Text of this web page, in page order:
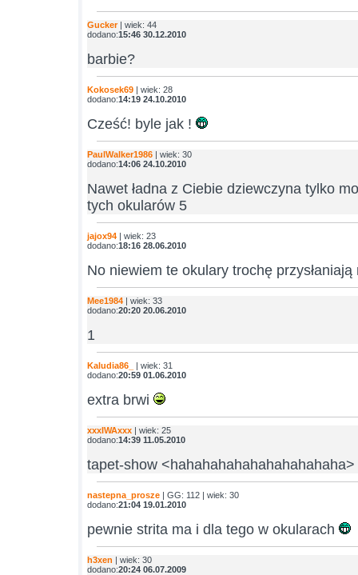
Gucker| wiek: 44
dodano:15:46 30.12.2010
barbie?
Kokosek69 | wiek: 28
dodano:14:19 24.10.2010
Cześć! byle jak !
PaulWalker1986 | wiek: 30
dodano:14:06 24.10.2010
Nawet ładna z Ciebie dziewczyna tylko
tych okularów 5
jajox94 | wiek: 23
dodano:18:16 28.06.2010
No niewiem te okulary trochę
Mee1984 | wiek: 33
dodano:20:20 20.06.2010
1
Kaludia86_
| wiek: 31
dodano:20:59 01.06.2010
extra brwi
xxxIWAxxx | wiek: 25
dodano:14:39 11.05.2010
tapet-show <hahahahahahahahahahaha>
nastepna_prosze | GG: 112 | wiek: 30
dodano:21:04 19.01.2010
pewnie strita ma i dla tego w okularach
h3xen | wiek: 30
dodano:20:24 06.07.2009